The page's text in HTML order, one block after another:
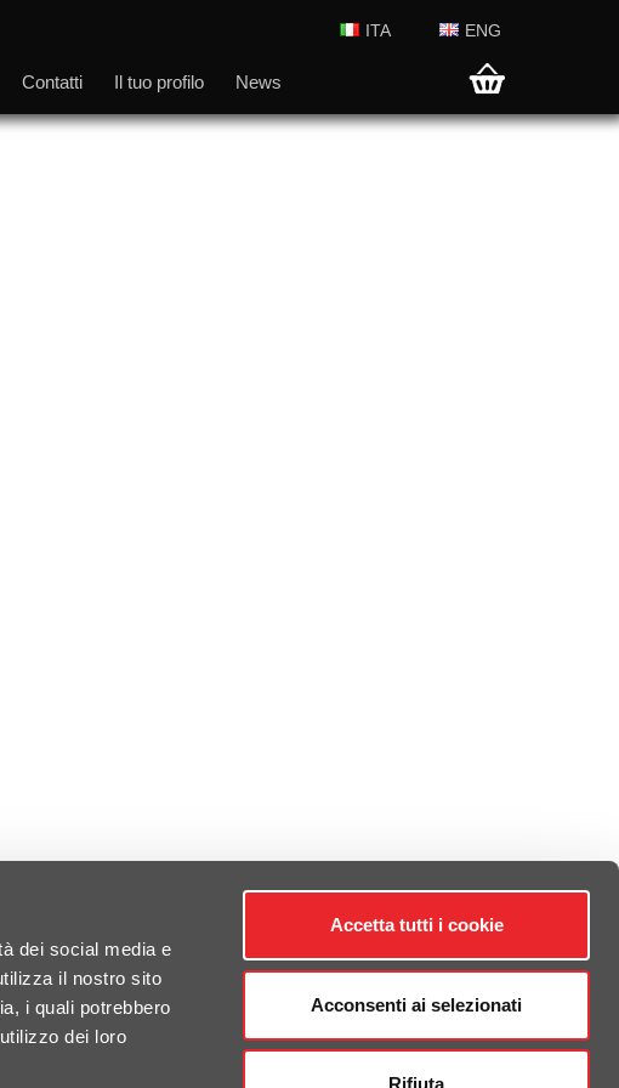
dei social media e
il nostro sito
i quali potrebbero
dei loro
Accetta tutti i cookie
Acconsenti ai selezionati
Rifiuta
ITA ENG
Contatti Il tuo profilo News